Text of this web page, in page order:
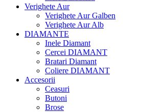
Verighete Aur
Verighete Aur Galben
Verighete Aur Alb
DIAMANTE
Inele Diamant
Cercei DIAMANT
Bratari Diamant
Coliere DIAMANT
Accesorii
Ceasuri
Butoni
Brose